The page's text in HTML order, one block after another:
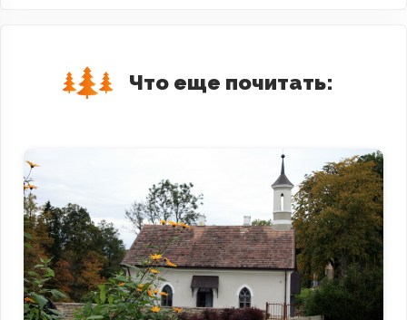
Что еще почитать: